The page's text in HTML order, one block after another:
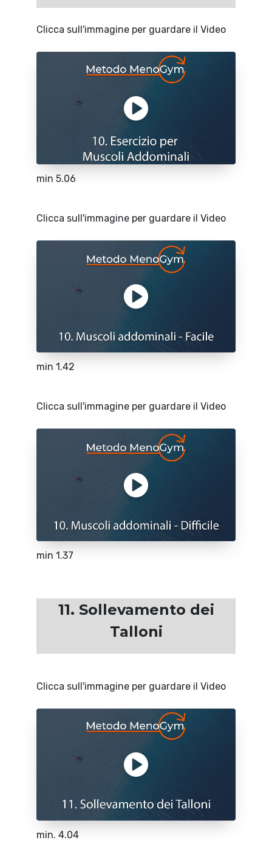
Clicca sull'immagine per guardare il Video
min 5.06
Clicca sull'immagine per guardare il Video
min 1.42
Clicca sull'immagine per guardare il Video
min 1.37
11. Sollevamento dei
Talloni
Clicca sull'immagine per guardare il Video
min. 4.04